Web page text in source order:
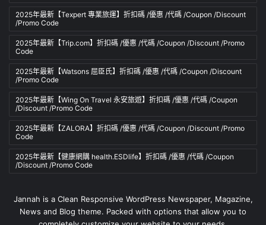
2025年最新【Texpert 專業旅運】折扣碼 /優惠 /代碼 /Coupon /Discount
/Promo Code
2025年最新【Trip.com】折扣碼 /優惠 /代碼 /Coupon /Discount /Promo
Code
2025年最新【Watsons 屈臣氏】折扣碼 /優惠 /代碼 /Coupon /Discount
/Promo Code
2025年最新【Wing On Travel 永安旅遊】折扣碼 /優惠 /代碼 /Coupon
/Discount /Promo Code
2025年最新【ZALORA】折扣碼 /優惠 /代碼 /Coupon /Discount /Promo
Code
2025年最新【健康網購 health.ESDlife】折扣碼 /優惠 /代碼 /Coupon
/Discount /Promo Code
Jannah is a Clean Responsive WordPress Newspaper, Magazine,
News and Blog theme. Packed with options that allow you to